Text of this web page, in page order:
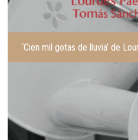
‘Cien mil gotas de lluvia’ de